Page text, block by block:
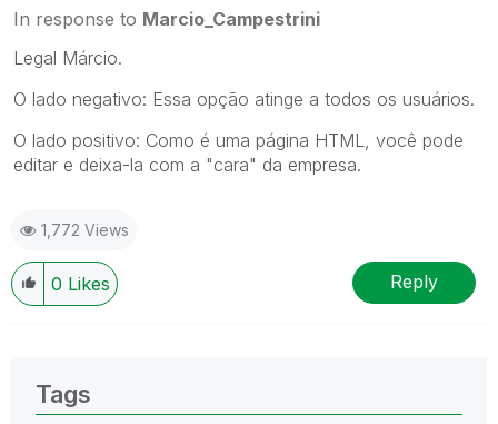
In response to Marcio_Campestrini
Legal Márcio.
O lado negativo: Essa opção atinge a todos os usuários.
O lado positivo: Como é uma página HTML, você pode
editar e deixa-la com a "cara" da empresa.
1,772 Views
0 Likes Reply
Tags